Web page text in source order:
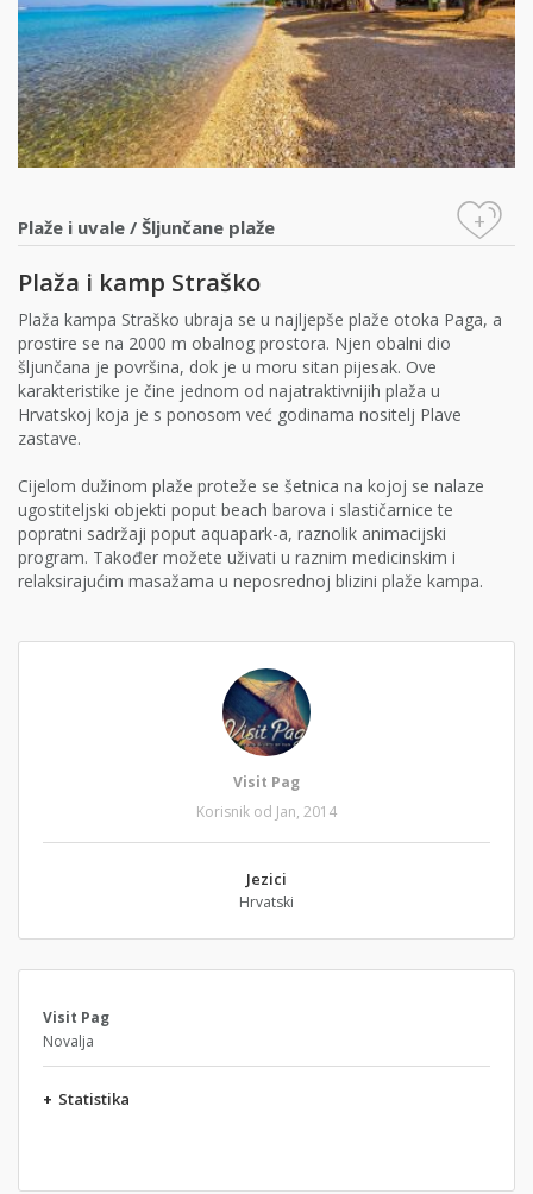
Plaže i uvale / Šljunčane plaže +
Plaža i kamp Straško
Plaža kampa Straško ubraja se u najljepše plaže otoka Paga, a
prostire se na 2000 m obalnog prostora. Njen obalni dio
šljunčana je površina, dok je u moru sitan pijesak. Ove
karakteristike je čine jednom od najatraktivnijih plaža u
Hrvatskoj koja je s ponosom već godinama nositelj Plave
zastave.
Cijelom dužinom plaže proteže se šetnica na kojoj se nalaze
ugostiteljski objekti poput beach barova i slastičarnice te
popratni sadržaji poput aquapark-a, raznolik animacijski
program. Također možete uživati u raznim medicinskim i
relaksirajućim masažama u neposrednoj blizini plaže kampa.
Visit Pag
Korisnik od Jan, 2014
Jezici
Hrvatski
Visit Pag
Novalja
+ Statistika